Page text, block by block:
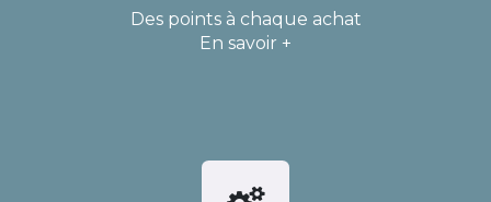
Des points à chaque achat
En savoir +